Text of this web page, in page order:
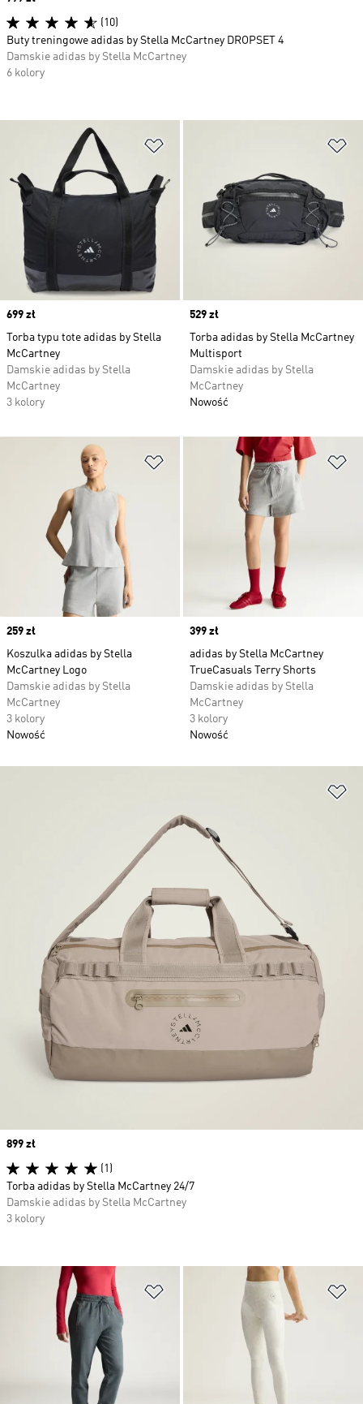
Price
699 zł
Torba typu tote adidas by Stella
McCartney
Damskie adidas by Stella
McCartney
3 kolory
Price
529 zł
Torba adidas by Stella McCartney
Multisport
Damskie adidas by Stella
McCartney
Nowość
Dodaj do listy życzeń
Price
259 zł
Koszulka adidas by Stella
McCartney Logo
Damskie adidas by Stella
McCartney
3 kolory
Nowość
Price
399 zł
adidas by Stella McCartney
TrueCasuals Terry Shorts
Damskie adidas by Stella
McCartney
3 kolory
Nowość
Dodaj do listy życzeń
Price
899 zł
(1)
Torba adidas by Stella McCartney 24/7
Damskie adidas by Stella McCartney
3 kolory
(10)
Buty treningowe adidas by Stella McCartney DROPSET 4
Damskie adidas by Stella McCartney
6 kolory